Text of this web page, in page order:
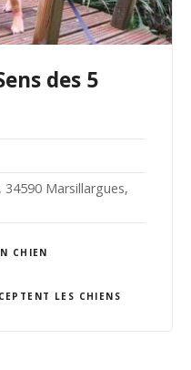
des 5
Marsillargues,
CHIEN
LES CHIENS